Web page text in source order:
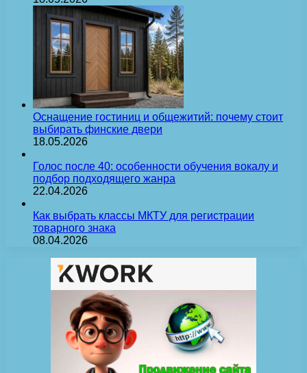
Оснащение гостиниц и общежитий: почему стоит
выбирать финские двери
18.05.2026
Голос после 40: особенности обучения вокалу и
подбор подходящего жанра
22.04.2026
Как выбрать классы МКТУ для регистрации
товарного знака
08.04.2026